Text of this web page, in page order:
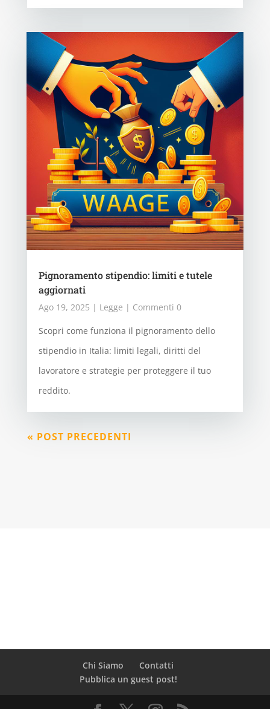
Pignoramento stipendio: limiti e tutele
aggiornati
Ago 19, 2025 | Legge | Commenti 0
Scopri come funziona il pignoramento dello
stipendio in Italia: limiti legali, diritti del
lavoratore e strategie per proteggere il tuo
reddito.
« POST PRECEDENTI
Chi Siamo
Contatti
Pubblica un guest post!